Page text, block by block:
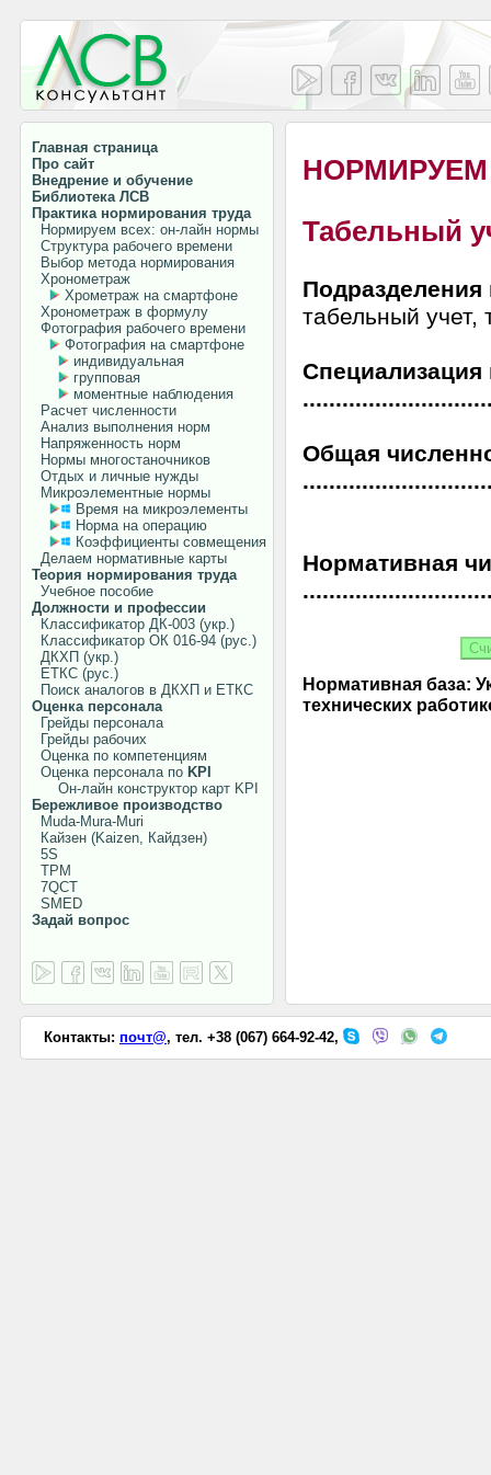
Главная страница
Про сайт
Внедрение и обучение
Библиотека ЛСВ
Практика нормирования труда
Нормируем всех: он-лайн нормы
Структура рабочего времени
Выбор метода нормирования
Хронометраж
Хрометраж на смартфоне
Хронометраж в формулу
Фотография рабочего времени
Фотография на смартфоне
индивидуальная
групповая
моментные наблюдения
Расчет численности
Анализ выполнения норм
Напряженность норм
Нормы многостаночников
Отдых и личные нужды
Микроэлементные нормы
Время на микроэлементы
Норма на операцию
Коэффициенты совмещения
Делаем нормативные карты
Теория нормирования труда
Учебное пособие
Должности и профессии
Классификатор ДК-003 (укр.)
Классификатор ОК 016-94 (рус.)
ДКХП (укр.)
ЕТКС (рус.)
Поиск аналогов в ДКХП и ЕТКС
Оценка персонала
Грейды персонала
Грейды рабочих
Оценка по компетенциям
Оценка персонала по KPI
Он-лайн конструктор карт KPI
Бережливое производство
Muda-Mura-Muri
Кайзен (Kaizen, Кайдзен)
5S
TPM
7QCT
SMED
Задай вопрос
Табельный
табельный учет,
Специализация
Общая
Нормативная
Нормативная база:
технических
Контакты: почт@, тел. +38 (067) 664-92-42,